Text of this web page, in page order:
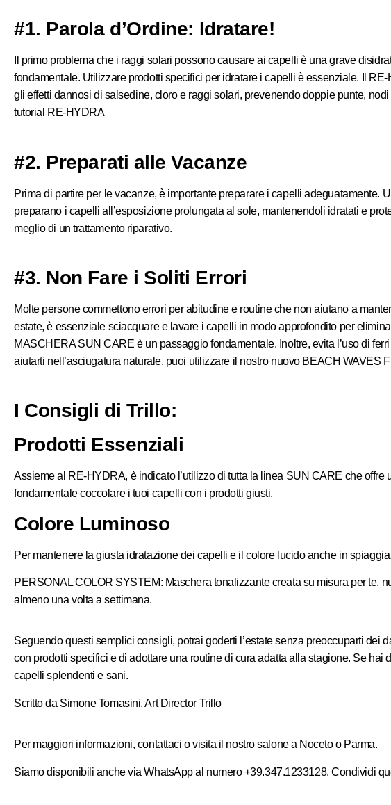
#1. Parola d’Ordine: Idratare!
Il primo problema che i raggi solari possono causare ai capelli è una grave
fondamentale. Utilizzare prodotti specifici per idratare i capelli è essenziale. Il
RE-
gli effetti dannosi di salsedine, cloro e raggi solari, prevenendo doppie punte,
tutorial RE-HYDRA
#2. Preparati alle Vacanze
Prima di partire per le vacanze, è importante preparare i capelli adeguatamente.
preparano i capelli all’esposizione prolungata al sole, mantenendoli idratati e
meglio di un trattamento riparativo.
#3. Non Fare i Soliti Errori
Molte persone commettono errori per abitudine e routine che non aiutano a
estate, è essenziale sciacquare e lavare i capelli in modo approfondito per
MASCHERA SUN CARE è un passaggio fondamentale. Inoltre, evita l’uso di
aiutarti nell’asciugatura naturale, puoi utilizzare il nostro nuovo BEACH WAVES
I Consigli di Trillo:
Prodotti Essenziali
Assieme al RE-HYDRA, è indicato l’utilizzo di tutta la linea SUN CARE che offre
fondamentale coccolare i tuoi capelli con i prodotti giusti.
Colore Luminoso
Per mantenere la giusta idratazione dei capelli e il colore lucido anche in
PERSONAL COLOR SYSTEM: Maschera tonalizzante creata su misura per te,
almeno una volta a settimana.
Seguendo questi semplici consigli, potrai goderti l’estate senza preoccuparti
con prodotti specifici e di adottare una routine di cura adatta alla stagione. Se
capelli splendenti e sani.
Scritto da Simone Tomasini, Art Director Trillo
Per maggiori informazioni, contattaci o visita il nostro salone a Noceto o Parma.
Siamo disponibili anche via WhatsApp al numero +39.347.1233128. Condividi